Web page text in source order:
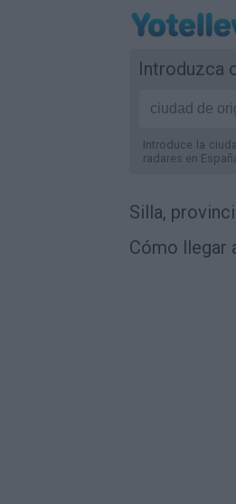
Introduzca
Introduce la
radares en
Silla,
Cómo llegar